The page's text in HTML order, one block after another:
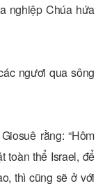
nghiệp Chúa hứa
ngươi qua sông
rằng: “Hôm
toàn thể Israel, để
thì cũng sẽ ở với